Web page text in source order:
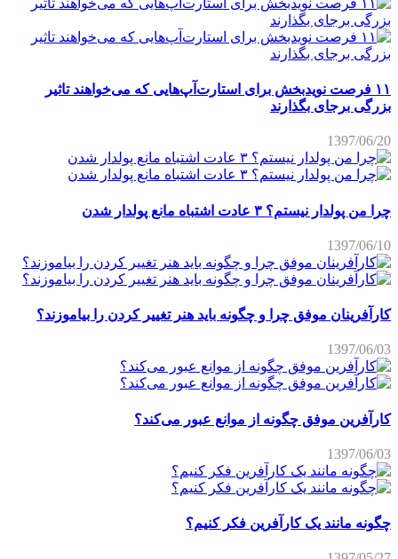
۱۱ فرصت نویدبخش برای استارت‌آپ‌هایی که می‌خواهند تاثیر
بزرگی برجای بگذارند
1397/06/20
چرا من پولدار نیستم؟ ۳ عادت اشتباه مانع پولدار شدن
1397/06/10
کارآفرینان موفق چرا و چگونه باید هنر تغییر کردن را بیاموزند؟
1397/06/03
کارآفرین موفق چگونه از موانع عبور می‌کند؟
1397/06/03
چگونه مانند یک کارآفرین فکر کنیم؟